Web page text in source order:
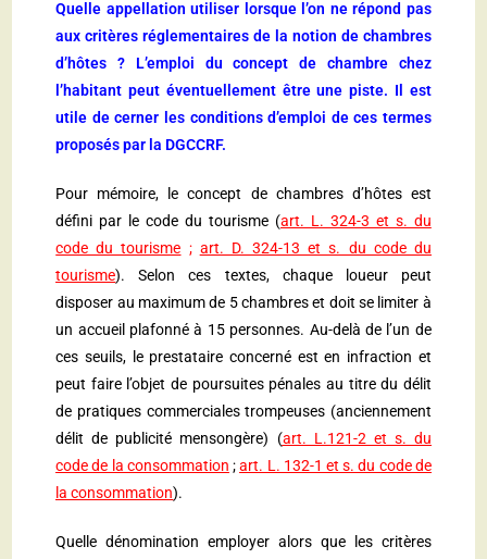
Quelle appellation utiliser lorsque l’on ne répond pas
aux critères réglementaires de la notion de chambres
d’hôtes ? L’emploi du concept de chambre chez
l’habitant peut éventuellement être une piste. Il est
utile de cerner les conditions d’emploi de ces termes
proposés par la DGCCRF.
Pour mémoire, le concept de chambres d’hôtes est
défini par le code du tourisme (art. L. 324-3 et s. du
code du tourisme ; art. D. 324-13 et s. du code du
tourisme). Selon ces textes, chaque loueur peut
disposer au maximum de 5 chambres et doit se limiter à
un accueil plafonné à 15 personnes. Au-delà de l’un de
ces seuils, le prestataire concerné est en infraction et
peut faire l’objet de poursuites pénales au titre du délit
de pratiques commerciales trompeuses (anciennement
délit de publicité mensongère) (art. L.121-2 et s. du
code de la consommation ;art. L. 132-1 et s. du code de
la consommation).
Quelle dénomination employer alors que les critères